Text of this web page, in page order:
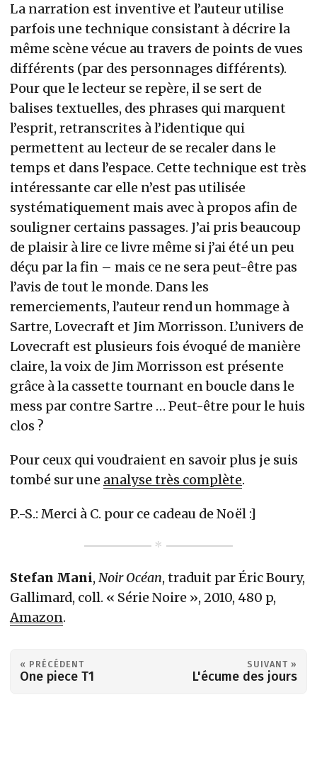
La narration est inventive et l’auteur utilise
parfois une technique consistant à décrire la
même scène vécue au travers de points de vues
différents (par des personnages différents).
Pour que le lecteur se repère, il se sert de
balises textuelles, des phrases qui marquent
l’esprit, retranscrites à l’identique qui
permettent au lecteur de se recaler dans le
temps et dans l’espace. Cette technique est très
intéressante car elle n’est pas utilisée
systématiquement mais avec à propos afin de
souligner certains passages. J’ai pris beaucoup
de plaisir à lire ce livre même si j’ai été un peu
déçu par la fin – mais ce ne sera peut-être pas
l’avis de tout le monde. Dans les
remerciements, l’auteur rend un hommage à
Sartre, Lovecraft et Jim Morrisson. L’univers de
Lovecraft est plusieurs fois évoqué de manière
claire, la voix de Jim Morrisson est présente
grâce à la cassette tournant en boucle dans le
mess par contre Sartre … Peut-être pour le huis
clos ?
Pour ceux qui voudraient en savoir plus je suis
tombé sur une analyse très complète.
P.-S.: Merci à C. pour ce cadeau de Noël :]
Stefan Mani,Noir Océan, traduit par Éric Boury,
Gallimard, coll. « Série Noire », 2010, 480 p,
Amazon.
« PRÉCÉDENT
One piece T1
SUIVANT »
L'écume des jours